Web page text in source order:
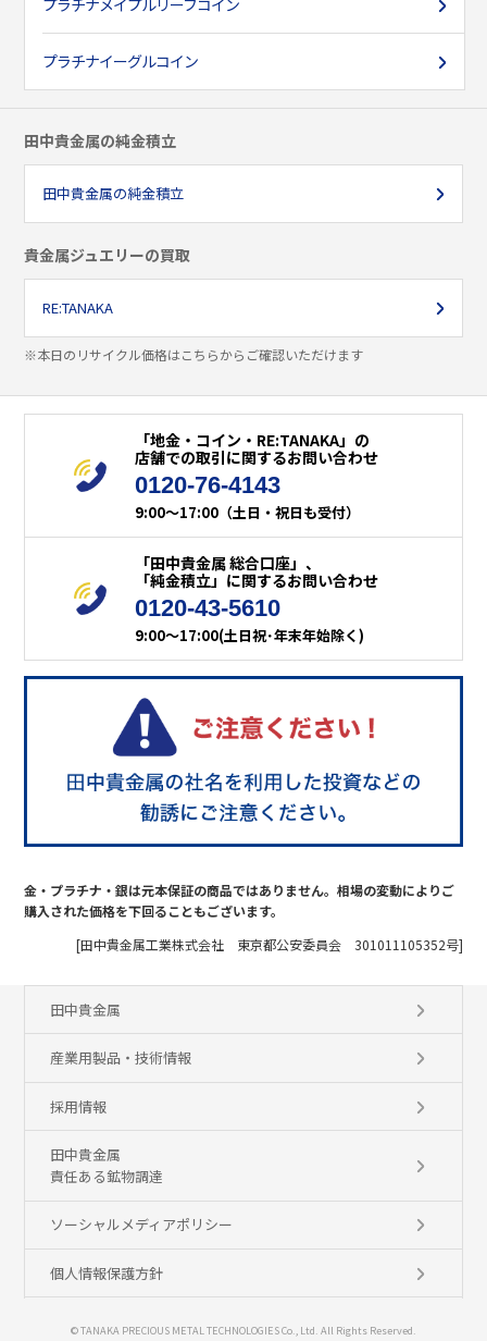
プラチナメイプルリーフコイン
プラチナイーグルコイン
田中貴金属の純金積立
田中貴金属の純金積立
貴金属ジュエリーの買取
RE:TANAKA
※本日のリサイクル価格はこちらからご確認いただけます
「地金・コイン・RE:TANAKA」の
店舗での取引に関するお問い合わせ
0120-76-4143
9:00～17:00（土日・祝日も受付）
「田中貴金属 総合口座」、
「純金積立」に関するお問い合わせ
0120-43-5610
9:00～17:00(土日祝･年末年始除く)
金・プラチナ・銀は元本保証の商品ではありません。相場の変動によりご
購入された価格を下回ることもございます。
[田中貴金属工業株式会社 東京都公安委員会 301011105352号]
田中貴金属
産業用製品・技術情報
採用情報
田中貴金属
責任ある鉱物調達
ソーシャルメディアポリシー
個人情報保護方針
© TANAKA PRECIOUS METAL TECHNOLOGIES Co., Ltd. All Rights Reserved.